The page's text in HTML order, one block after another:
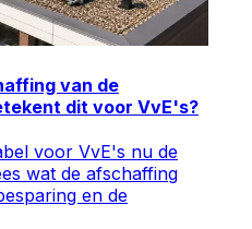
van de
dit voor VvE's?
voor VvE's nu de
wat de afschaffing
en de